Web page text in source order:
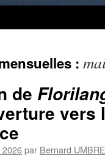
:
de
2026par Bernard